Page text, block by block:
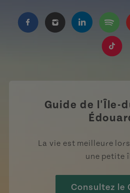
https://https://https://
Guide de l'Île-
La vie est meilleure
une petite
Consultez le